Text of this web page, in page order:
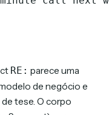
RE: parece uma
de negócio e
tese. O corpo